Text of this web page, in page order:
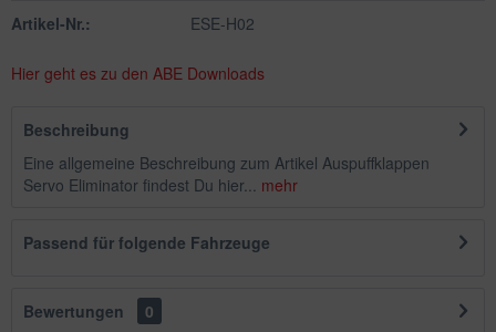
Artikel-Nr.: ESE-H02
Hier geht es zu den ABE Downloads
Beschreibung
Eine allgemeine Beschreibung zum Artikel Auspuffklappen
Servo Eliminator findest Du hier... mehr
Passend für folgende Fahrzeuge
Bewertungen
0